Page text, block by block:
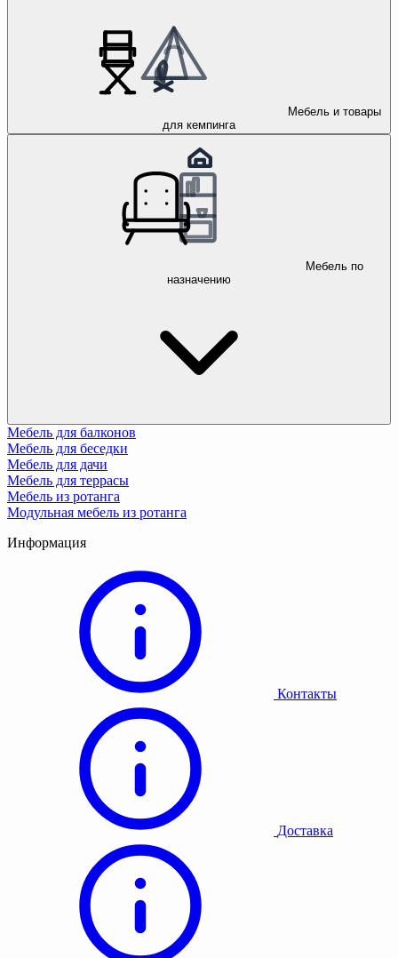
Мебель и товары
для кемпинга
Мебель по
назначению
Мебель для балконов
Мебель для беседки
Мебель для дачи
Мебель для террасы
Мебель из ротанга
Модульная мебель из ротанга
Информация
Контакты
Доставка